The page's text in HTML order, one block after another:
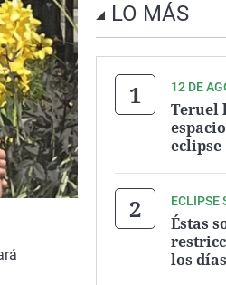
LO MÁS
12 DE
Teruel
eclipse
ECLIPSE
Éstas
los